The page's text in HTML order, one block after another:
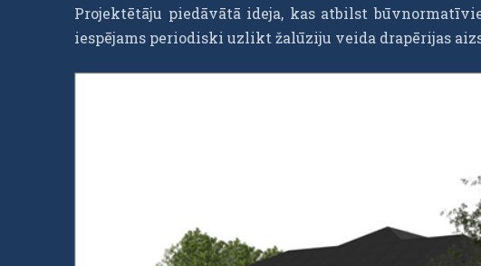
Projektētāju piedāvātā ideja, kas atbilst
iespējams periodiski uzlikt žalūziju veida drapērijas